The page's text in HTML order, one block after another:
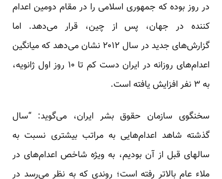
در روز بوده که جمهوری اسلامی را در مقام دومین اعدام
کننده در جهان، پس از چین، قرار می‌دهد. اما
گزارش‌های جدید در سال ۲۰۱۲ نشان می‌دهد که میانگین
اعدام‌های روزانه در ایران دست کم تا ۱۰ روز اول ژانویه،
به ۳ نفر افزایش یافته است.
سخنگوی سازمان حقوق بشر ایران، می‌گوید: “سال
گذشته شاهد اعدام‌هایی به مراتب بیشتری نسبت به
سالهای قبل از آن بودیم، به ویژه شاخص اعدام‌های در
ملاء عام بالا‌تر رفته است؛ روندی که به نظر می‌رسد در